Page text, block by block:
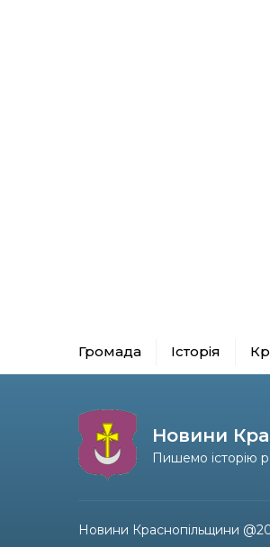
Громада Історія
Новини
Пишемо історію
Новини Краснопільщини